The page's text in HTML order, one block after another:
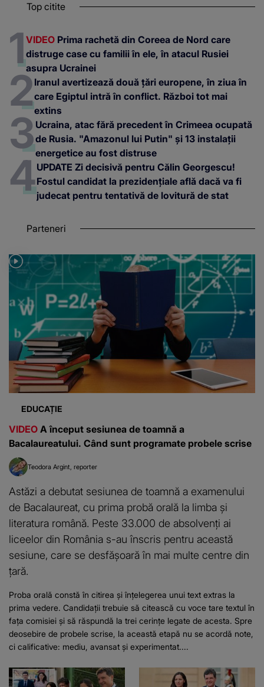
Top citite
VIDEO Prima rachetă din Coreea de Nord care
distruge case cu familii în ele, în atacul Rusiei
asupra Ucrainei
Iranul avertizează două țări europene, în ziua în
care Egiptul intră în conflict. Război tot mai
extins
Ucraina, atac fără precedent în Crimeea ocupată
de Rusia. "Amazonul lui Putin" și 13 instalații
energetice au fost distruse
UPDATE Zi decisivă pentru Călin Georgescu!
Fostul candidat la prezidențiale află dacă va fi
judecat pentru tentativă de lovitură de stat
Parteneri
EDUCAȚIE
VIDEO A început sesiunea de toamnă a
Bacalaureatului. Când sunt programate probele scrise
Teodora Argint reporter
Astăzi a debutat sesiunea de toamnă a examenului
de Bacalaureat, cu prima probă orală la limba și
literatura română. Peste 33.000 de absolvenți ai
liceelor din România s-au înscris pentru această
sesiune, care se desfășoară în mai multe centre din
țară.
Proba orală constă în citirea și înțelegerea unui text extras la
prima vedere. Candidații trebuie să citească cu voce tare textul în
fața comisiei și să răspundă la trei cerințe legate de acesta. Spre
deosebire de probele scrise, la această etapă nu se acordă note,
ci calificative: mediu, avansat și experimentat....